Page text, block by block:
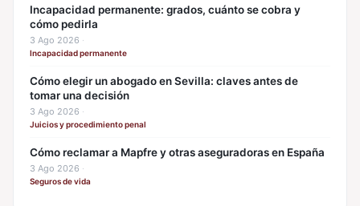
Incapacidad permanente: grados, cuánto se cobra y
cómo pedirla
3 Ago 2026 ·
Incapacidad permanente
Cómo elegir un abogado en Sevilla: claves antes de
tomar una decisión
3 Ago 2026 ·
Juicios y procedimiento penal
Cómo reclamar a Mapfre y otras aseguradoras en España
3 Ago 2026 ·
Seguros de vida